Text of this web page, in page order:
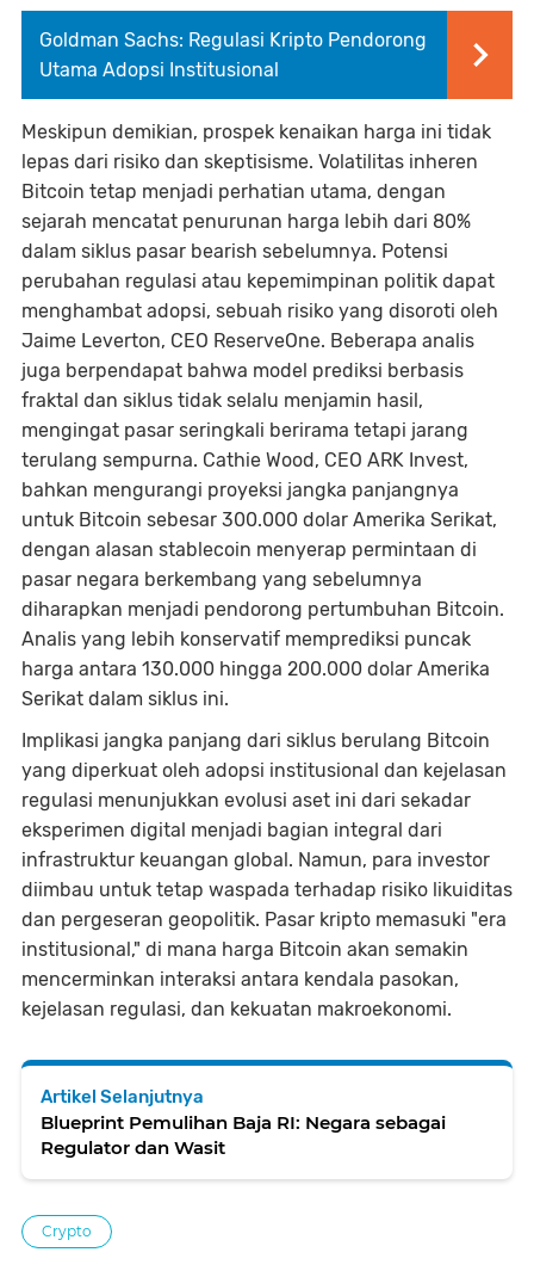
Goldman Sachs: Regulasi Kripto Pendorong
Utama Adopsi Institusional
Meskipun demikian, prospek kenaikan harga ini tidak
lepas dari risiko dan skeptisisme. Volatilitas inheren
Bitcoin tetap menjadi perhatian utama, dengan
sejarah mencatat penurunan harga lebih dari 80%
dalam siklus pasar bearish sebelumnya. Potensi
perubahan regulasi atau kepemimpinan politik dapat
menghambat adopsi, sebuah risiko yang disoroti oleh
Jaime Leverton, CEO ReserveOne. Beberapa analis
juga berpendapat bahwa model prediksi berbasis
fraktal dan siklus tidak selalu menjamin hasil,
mengingat pasar seringkali berirama tetapi jarang
terulang sempurna. Cathie Wood, CEO ARK Invest,
bahkan mengurangi proyeksi jangka panjangnya
untuk Bitcoin sebesar 300.000 dolar Amerika Serikat,
dengan alasan stablecoin menyerap permintaan di
pasar negara berkembang yang sebelumnya
diharapkan menjadi pendorong pertumbuhan Bitcoin.
Analis yang lebih konservatif memprediksi puncak
harga antara 130.000 hingga 200.000 dolar Amerika
Serikat dalam siklus ini.
Implikasi jangka panjang dari siklus berulang Bitcoin
yang diperkuat oleh adopsi institusional dan kejelasan
regulasi menunjukkan evolusi aset ini dari sekadar
eksperimen digital menjadi bagian integral dari
infrastruktur keuangan global. Namun, para investor
diimbau untuk tetap waspada terhadap risiko likuiditas
dan pergeseran geopolitik. Pasar kripto memasuki "era
institusional," di mana harga Bitcoin akan semakin
mencerminkan interaksi antara kendala pasokan,
kejelasan regulasi, dan kekuatan makroekonomi.
Artikel Selanjutnya
Blueprint Pemulihan Baja RI: Negara sebagai
Regulator dan Wasit
Crypto